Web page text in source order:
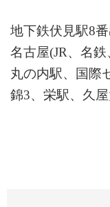
地下鉄伏見駅8
名古屋(JR、名
丸の内駅、国際
錦3、栄駅、久